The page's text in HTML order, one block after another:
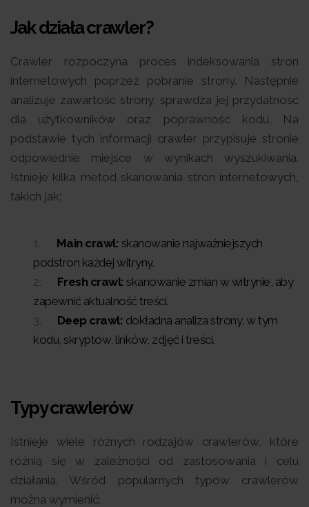
Jak działa crawler?
Crawler rozpoczyna proces indeksowania stron
internetowych poprzez pobranie strony. Następnie
analizuje zawartość strony, sprawdza jej przydatność
dla użytkowników oraz poprawność kodu. Na
podstawie tych informacji crawler przypisuje stronie
odpowiednie miejsce w wynikach wyszukiwania.
Istnieje kilka metod skanowania stron internetowych,
takich jak:
Main crawl: skanowanie najważniejszych
podstron każdej witryny.
Fresh crawl: skanowanie zmian w witrynie, aby
zapewnić aktualność treści.
Deep crawl: dokładna analiza strony, w tym
kodu, skryptów, linków, zdjęć i treści.
Typy crawlerów
Istnieje wiele różnych rodzajów crawlerów, które
różnią się w zależności od zastosowania i celu
działania. Wśród popularnych typów crawlerów
można wymienić: